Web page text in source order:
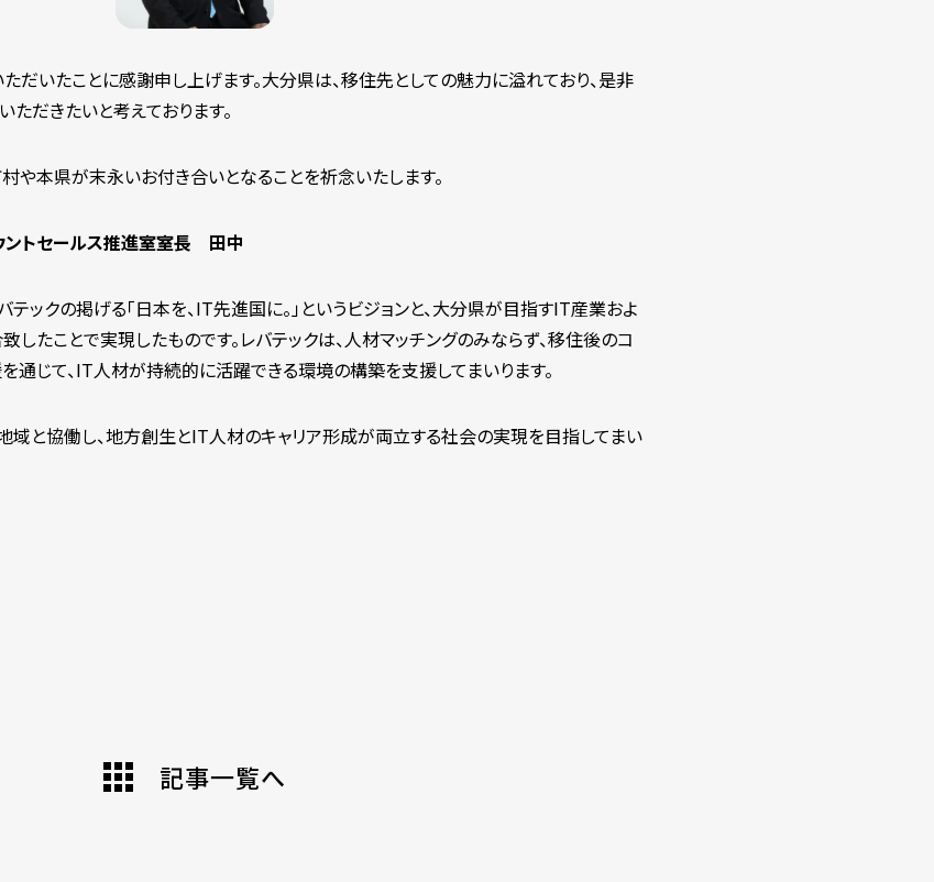
だいたことに感謝申し上げます。大分県は、移住先としての魅力に溢れており、是非
だきたいと考えております。
本県が末永いお付き合いとなることを祈念いたします。
ントセールス推進室室長 田中
ックの掲げる「日本を、IT先進国に。」というビジョンと、大分県が目指すIT産業およ
たことで実現したものです。レバテックは、人材マッチングのみならず、移住後のコ
通じて、IT人材が持続的に活躍できる環境の構築を支援してまいります。
域と協働し、地方創生とIT人材のキャリア形成が両立する社会の実現を目指してまい
記事一覧へ